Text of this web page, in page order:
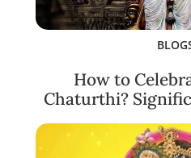
How to
Chaturthi?